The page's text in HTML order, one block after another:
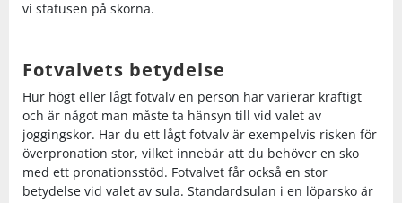
vi statusen på skorna.
Fotvalvets betydelse
Hur högt eller lågt fotvalv en person har varierar kraftigt
och är något man måste ta hänsyn till vid valet av
joggingskor. Har du ett lågt fotvalv är exempelvis risken för
överpronation stor, vilket innebär att du behöver en sko
med ett pronationsstöd. Fotvalvet får också en stor
betydelse vid valet av sula. Standardsulan i en löparsko är